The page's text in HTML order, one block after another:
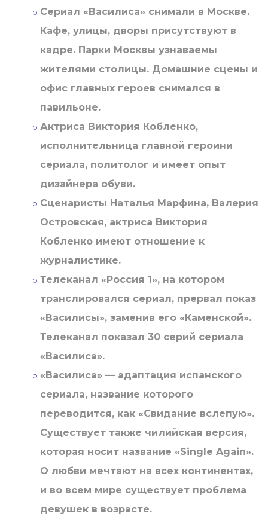
Сериал «Василиса» снимали в Москве.
Кафе, улицы, дворы присутствуют в
кадре. Парки Москвы узнаваемы
жителями столицы. Домашние сцены и
офис главных героев снимался в
павильоне.
Актриса Виктория Кобленко,
исполнительница главной героини
сериала, политолог и имеет опыт
дизайнера обуви.
Сценаристы Наталья Марфина, Валерия
Островская, актриса Виктория
Кобленко имеют отношение к
журналистике.
Телеканал «Россия 1», на котором
транслировался сериал, прервал показ
«Василисы», заменив его «Каменской».
Телеканал показал 30 серий сериала
«Василиса».
«Василиса» — адаптация испанского
сериала, название которого
переводится, как «Свидание вслепую».
Существует также чилийская версия,
которая носит название «Single Again».
О любви мечтают на всех континентах,
и во всем мире существует проблема
девушек в возрасте.